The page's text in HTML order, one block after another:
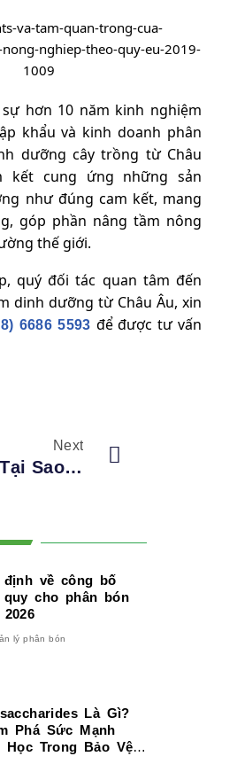
hơn 10 năm kinh nghiệm
khẩu và kinh doanh phân
dưỡng cây trồng từ Châu
kết cung ứng những sản
như đúng cam kết, mang
góp phần nâng tầm nông
thế giới.
quý đối tác quan tâm đến
dinh dưỡng từ Châu Âu, xin
6686 5593 để được tư vấn
Next
Tại Sao Nên Bón Phân Qua Hệ Thống Tưới Nhỏ Giọt?
định về công bố
cho phân bón
2026
lý phân bón
Là Gì?
Phá Sức Mạnh
Học Trong Bảo Vệ
Triển Cây Trồng